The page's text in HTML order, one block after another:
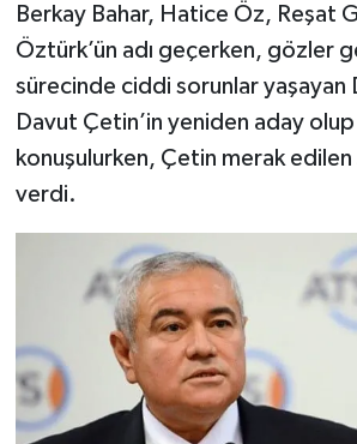
Berkay Bahar, Hatice Öz, Reşat
Öztürk’ün adı geçerken, gözler
sürecinde ciddi sorunlar yaşayan
Davut Çetin’in yeniden aday
konuşulurken, Çetin merak
verdi.